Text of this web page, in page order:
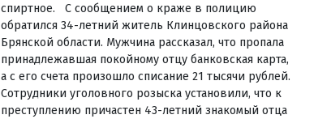
спиртное. С сообщением о краже в полицию
обратился 34-летний житель Клинцовского района
Брянской области. Мужчина рассказал, что пропала
принадлежавшая покойному отцу банковская карта,
а с его счета произошло списание 21 тысячи рублей.
Сотрудники уголовного розыска установили, что к
преступлению причастен 43-летний знакомый отца